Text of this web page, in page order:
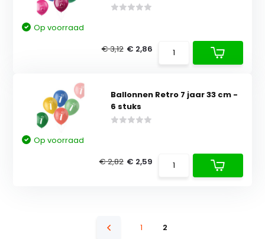
Op voorraad
€ 3,12 € 2,86
Ballonnen Retro 7 jaar 33 cm -
6 stuks
Op voorraad
€ 2,82 € 2,59
1 2